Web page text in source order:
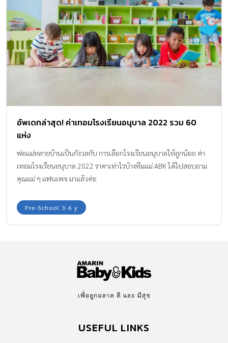
อัพเดทล่าสุด! ค่าเทอมโรงเรียนอนุบาล 2022 รวม 60
แห่ง
พ่อแม่หลายบ้านเป็นกังวลกับ การเลือกโรงเรียนอนุบาลให้ลูกน้อย ค่า
เทอมโรงเรียนอนุบาล 2022 ราคาเท่าไรบ้างทีมแม่ ABK ได้ไปสอบถาม
คุณแม่ ๆ แฟนเพจ มาแล้วค่ะ
Pre-School 3-6 y
เพื่อลูกฉลาด ดี และ มีสุข
USEFUL LINKS